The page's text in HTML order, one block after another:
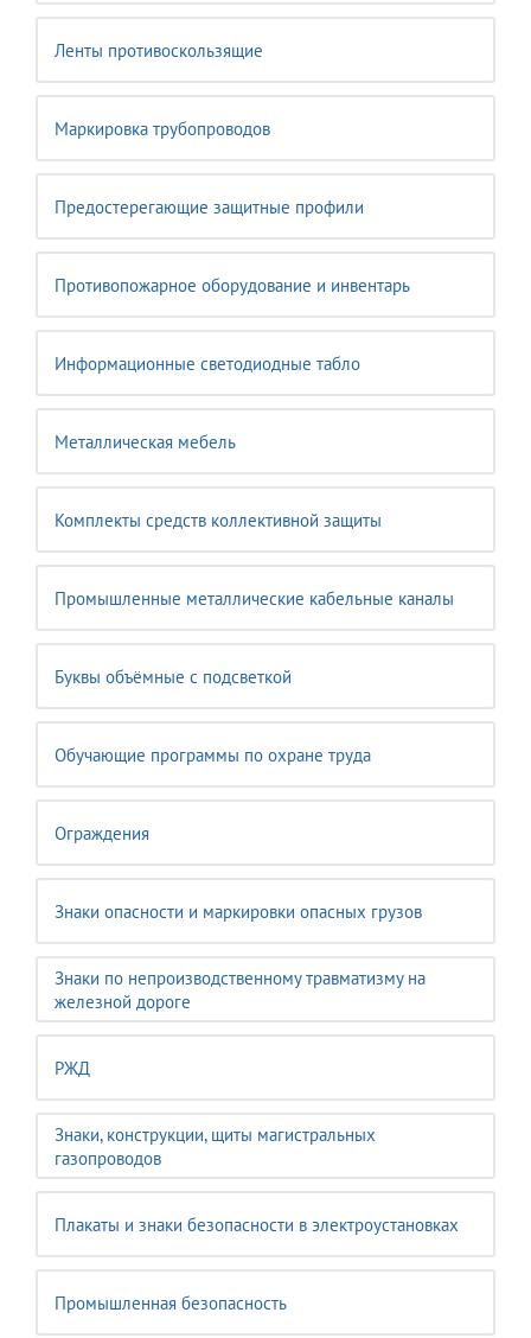
Ленты противоскользящие
Маркировка трубопроводов
Предостерегающие защитные профили
Противопожарное оборудование и инвентарь
Информационные светодиодные табло
Металлическая мебель
Комплекты средств коллективной защиты
Промышленные металлические кабельные каналы
Буквы объёмные с подсветкой
Обучающие программы по охране труда
Ограждения
Знаки опасности и маркировки опасных грузов
Знаки по непроизводственному травматизму на
железной дороге
РЖД
Знаки, конструкции, щиты магистральных
газопроводов
Плакаты и знаки безопасности в электроустановках
Промышленная безопасность